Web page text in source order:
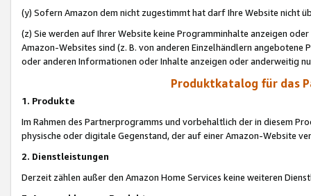
(y) Sofern Amazon dem nicht zugestimmt hat darf Ihre Website nicht
(z) Sie werden auf Ihrer Website keine Programminhalte anzeigen
Amazon-Websites sind (z. B. von anderen Einzelhändlern
oder anderen Informationen oder Inhalte anzeigen oder anderweitig
Produktkatalog für das
1. Produkte
Im Rahmen des Partnerprogramms und vorbehaltlich der in diesem
physische oder digitale Gegenstand, der auf einer Amazon-Website
2. Dienstleistungen
Derzeit zählen außer den Amazon Home Services keine weiteren